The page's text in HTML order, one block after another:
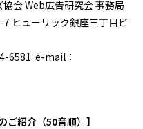
会 Web広告研究会 事務局
ヒューリック銀座三丁目ビ
6581 e-mail：
ご紹介（50音順）】